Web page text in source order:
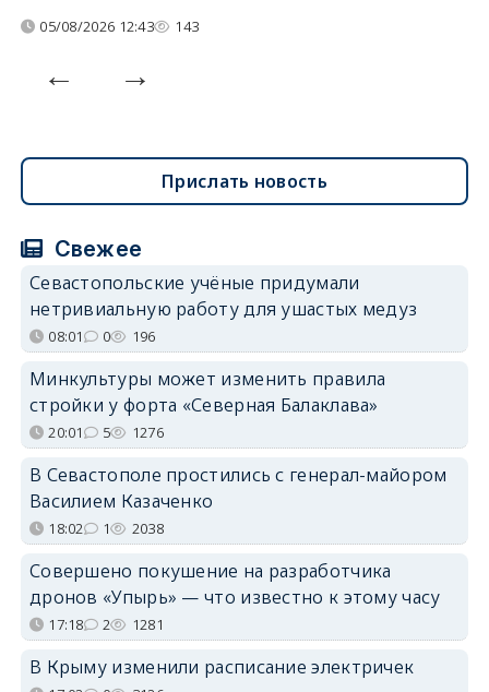
05/08/2026 12:43 143
Прислать новость
Свежее
Севастопольские учёные придумали
нетривиальную работу для ушастых медуз
08:01 0 196
Минкультуры может изменить правила
стройки у форта «Северная Балаклава»
20:01 5 1276
В Севастополе простились с генерал-майором
Василием Казаченко
18:02 1 2038
Совершено покушение на разработчика
дронов «Упырь» — что известно к этому часу
17:18 2 1281
В Крыму изменили расписание электричек